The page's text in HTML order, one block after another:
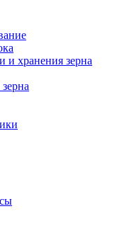
и хранения зерна